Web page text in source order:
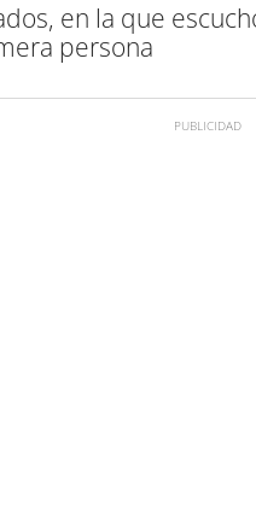
en la que
persona